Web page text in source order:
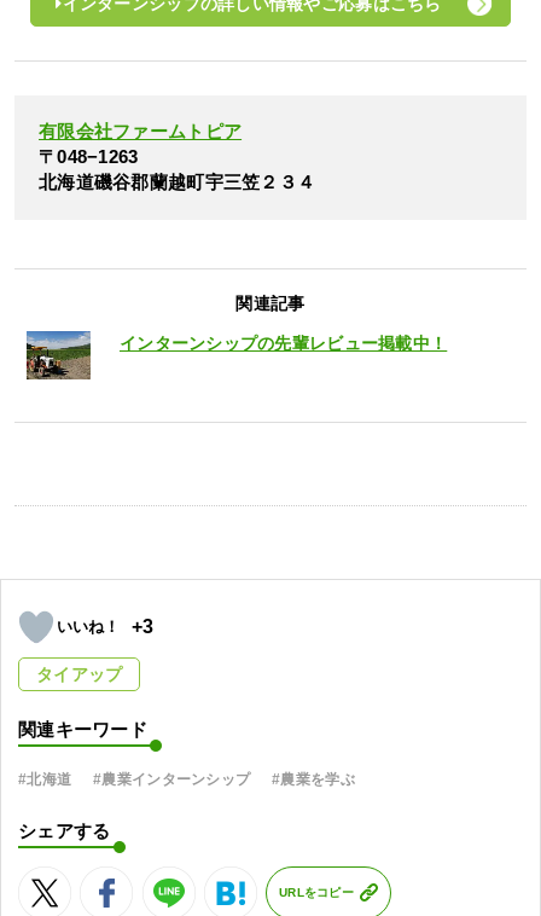
有限会社ファームトピア
〒048−1263
北海道磯谷郡蘭越町宇三笠２３４
関連記事
インターンシップの先輩レビュー掲載中！
+3
タイアップ
関連キーワード
#北海道 #農業インターンシップ #農業を学ぶ
シェアする
URLをコピー